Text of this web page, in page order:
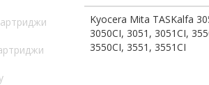
Kyocera Mita TASKalfa
3050CI, 3051, 3051CI,
3550CI, 3551, 3551CI